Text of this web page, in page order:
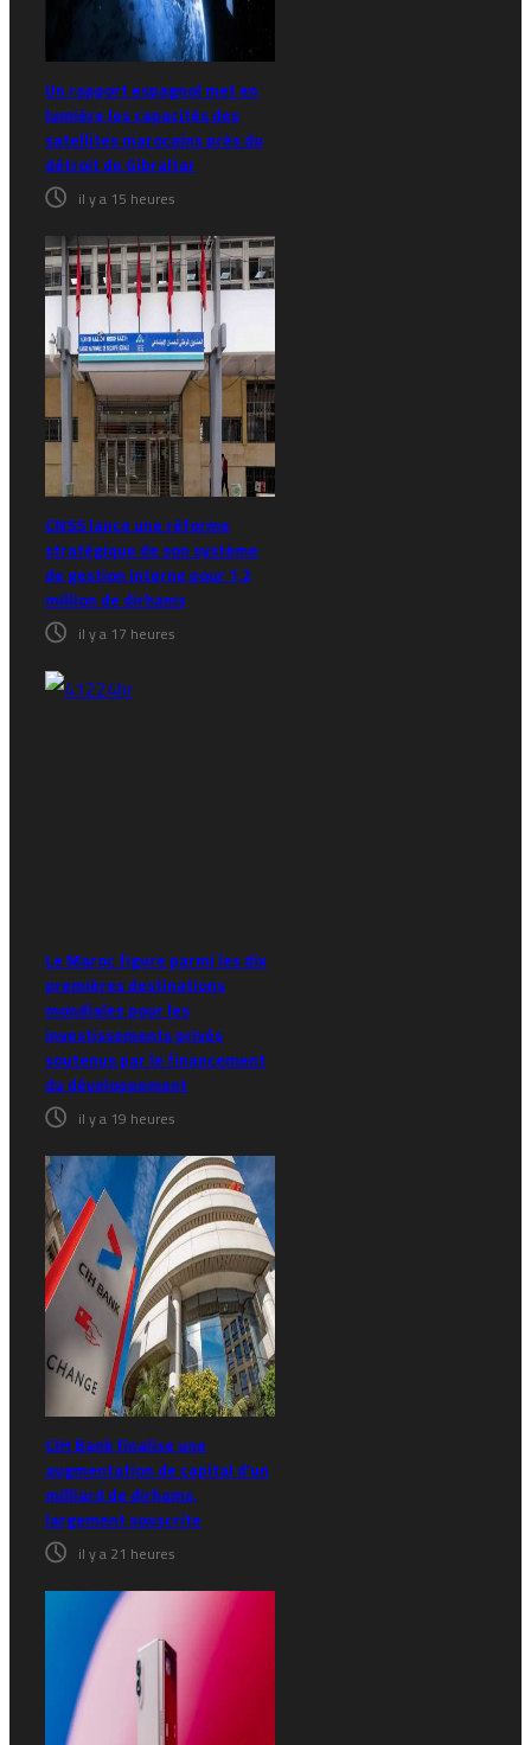
Un rapport espagnol met en
lumière les capacités des
satellites marocains près du
détroit de Gibraltar
il y a 15 heures
CNSS lance une réforme
stratégique de son système
de gestion interne pour 1,2
million de dirhams
il y a 17 heures
Le Maroc figure parmi les dix
premières destinations
mondiales pour les
investissements privés
soutenus par le financement
du développement
il y a 19 heures
CIH Bank finalise une
augmentation de capital d’un
milliard de dirhams,
largement souscrite
il y a 21 heures